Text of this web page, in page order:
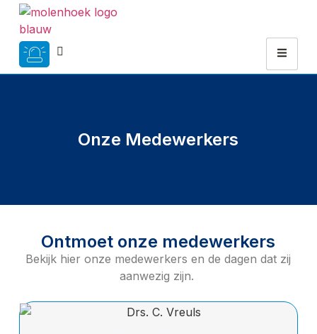
Onze Medewerkers
Ontmoet onze medewerkers
Bekijk hier onze medewerkers en de dagen dat zij
aanwezig zijn.